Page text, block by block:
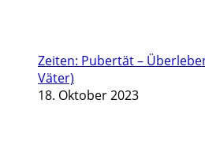
Zeiten: Pubertät –
Väter)
18. Oktober 2023